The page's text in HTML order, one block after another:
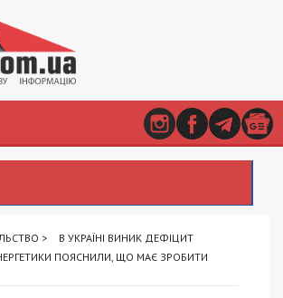
>
В УКРАЇНІ ВИНИК ДЕФІЦИТ
ПОЯСНИЛИ, ЩО МАЄ ЗРОБИТИ